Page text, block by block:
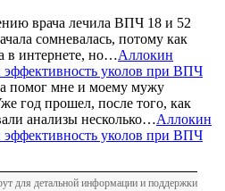
врача лечила ВПЧ 18 и 52
сомневалась, потому как
в интернете, но…Аллокин
уколов при ВПЧ
помог мне и моему мужу
год прошел, после того, как
анализы несколько…Аллокин
уколов при ВПЧ
для детальной информации и поддержки